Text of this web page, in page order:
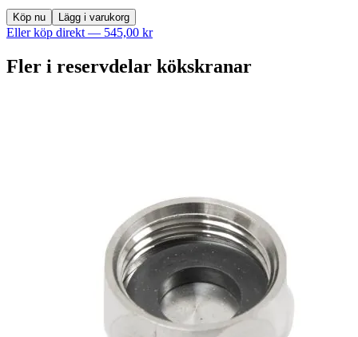
Köp nu Lägg i varukorg
Eller köp direkt — 545,00 kr
Fler i reservdelar kökskranar